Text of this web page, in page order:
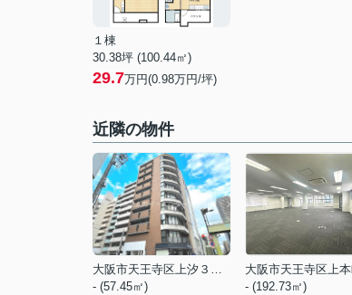
１棟
30.38坪 (100.44㎡)
29.7万円(0.98万円/坪)
近隣の物件
大阪市天王寺区上汐３丁目
- (57.45㎡)
- (192.73㎡)